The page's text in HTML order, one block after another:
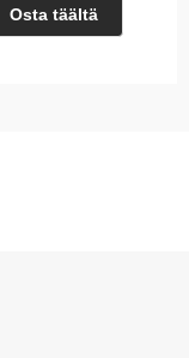
Osta täältä